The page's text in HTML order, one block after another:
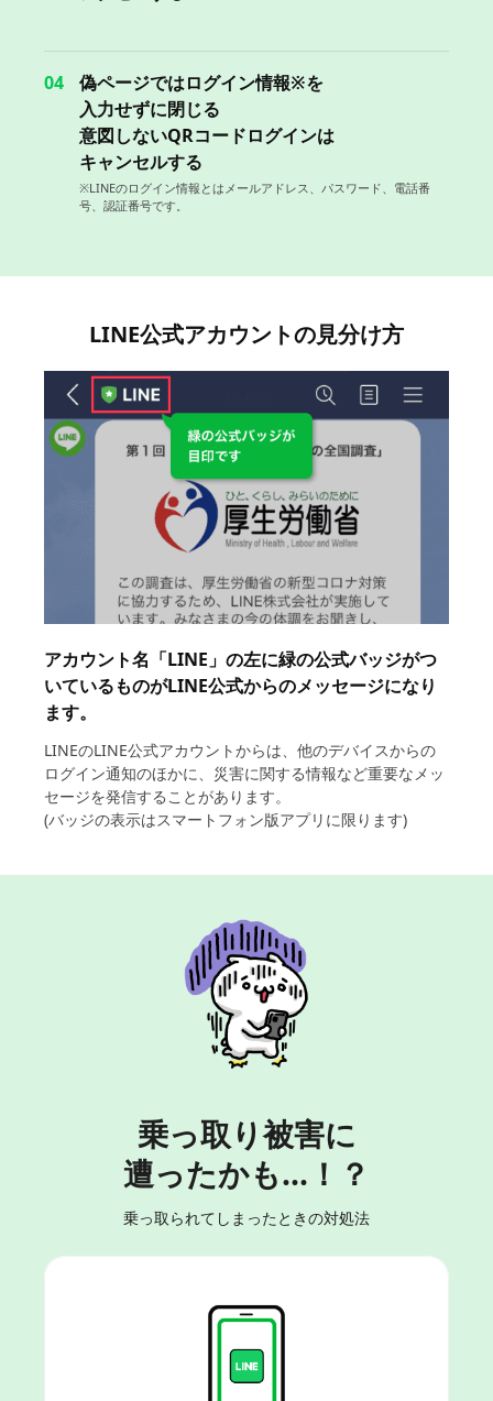
04
偽ページではログイン情報※を
入力せずに閉じる
意図しないQRコードログインは
キャンセルする
※LINEのログイン情報とはメールアドレス、パスワード、電話番
号、認証番号です
LINE公式アカウントの見分け方
アカウント名「LINE」の左に緑の公式バッジがつ
いているものがLINE公式からのメッセージになり
ます。
LINEのLINE公式アカウントからは、他のデバイスからの
ログイン通知のほかに、災害に関する情報など重要なメッ
セージを発信することがあります。
(バッジの表示はスマートフォン版アプリに限ります)
乗っ取り被害に
遭ったかも...！？
乗っ取られてしまったときの対処法